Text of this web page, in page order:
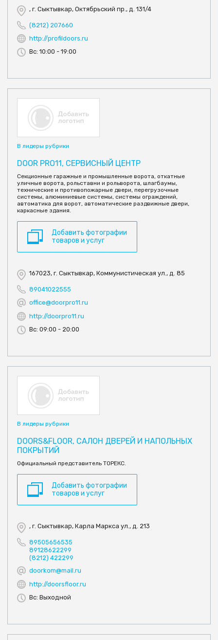
, г. Сыктывкар, Октябрьский пр., д. 131/4
(8212) 207660
http://profildoors.ru
Вс: 10:00 - 19:00
В лидеры рубрики
DOOR PRO11, СЕРВИСНЫЙ ЦЕНТР
Секционные гаражные и промышленные ворота, откатные
уличные ворота, рольставни и рольворота, шлагбаумы,
технические и противопожарные двери, перегрузочные
системы, алюминиевые системы, системы ограждений,
автоматика для ворот, автоматические раздвижные двери,
каркасные здания.
Добавить фотографии
товаров и услуг
167023, г. Сыктывкар, Коммунистическая ул., д. 85
89041022555
office@doorpro11.ru
http://doorpro11.ru
Вс: 09:00 - 20:00
В лидеры рубрики
DOORS&FLOOR, САЛОН ДВЕРЕЙ И НАПОЛЬНЫХ
ПОКРЫТИЙ
Официальный представитель ТОРЕКС.
Добавить фотографии
товаров и услуг
, г. Сыктывкар, Карла Маркса ул., д. 213
89505656535
89128622299
(8212) 422299
doorkom@mail.ru
http://doorsfloor.ru
Вс: Выходной